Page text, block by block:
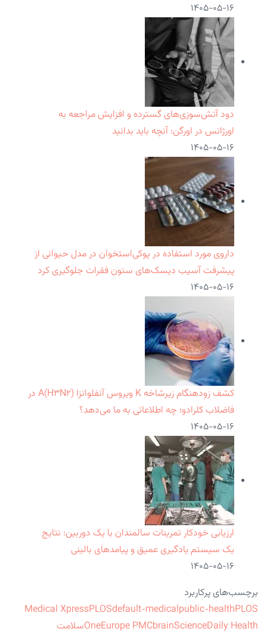
۱۴۰۵-۰۵-۱۶
دود آتش‌سوزی‌های گسترده و افزایش مراجعه به
اورژانس در اورگن: آنچه باید بدانید
۱۴۰۵-۰۵-۱۶
داروی مورد استفاده در پوکی‌استخوان در مدل حیوانی از
پیشرفت آسیب دیسک‌های ستون فقرات جلوگیری کرد
۱۴۰۵-۰۵-۱۶
کشف زودهنگام زیرشاخه K ویروس آنفلوانزا A(H۳N۲) در
فاضلاب کلرادو؛ چه اطلاعاتی به ما می‌دهد؟
۱۴۰۵-۰۵-۱۶
ارزیابی خودکار تمرینات سالمندان با یک دوربین: نتایج
یک سیستم یادگیری عمیق و پیامدهای بالینی
۱۴۰۵-۰۵-۱۶
برچسب‌های پرکاربرد
Medical XpressPLOSdefault-medicalpublic-healthPLOS
OneEurope PMCbrainScienceDaily Health
سلامت